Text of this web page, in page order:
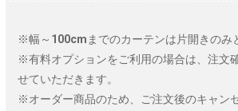
※幅～100cmまでのカーテンは片開きのみ
※有料オプションをご利用の場合は、注文
せていただきます。
※オーダー商品のため、ご注文後のキャン